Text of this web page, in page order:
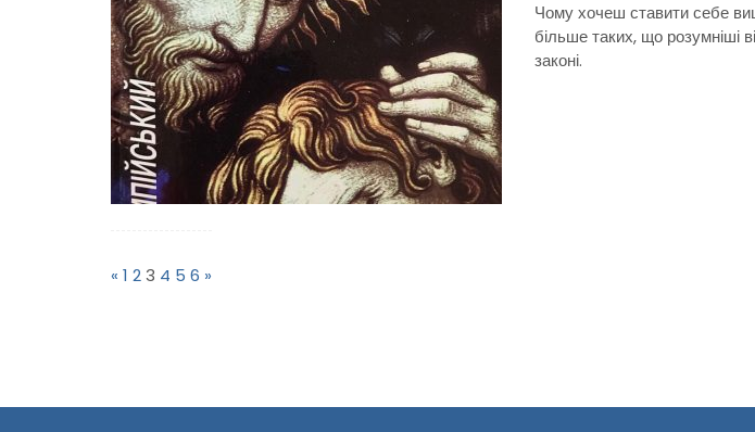
Чому хочеш ставити себе
більше таких, що розумніші
законі.
« 1 23 4 5 6 »